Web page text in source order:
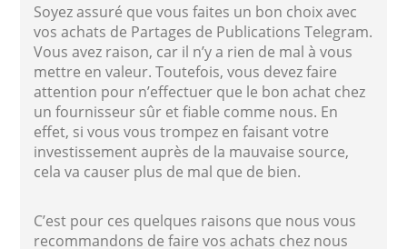
Soyez assuré que vous faites un bon choix avec
vos achats de Partages de Publications Telegram.
Vous avez raison, car il n’y a rien de mal à vous
mettre en valeur. Toutefois, vous devez faire
attention pour n’effectuer que le bon achat chez
un fournisseur sûr et fiable comme nous. En
effet, si vous vous trompez en faisant votre
investissement auprès de la mauvaise source,
cela va causer plus de mal que de bien.
C’est pour ces quelques raisons que nous vous
recommandons de faire vos achats chez nous